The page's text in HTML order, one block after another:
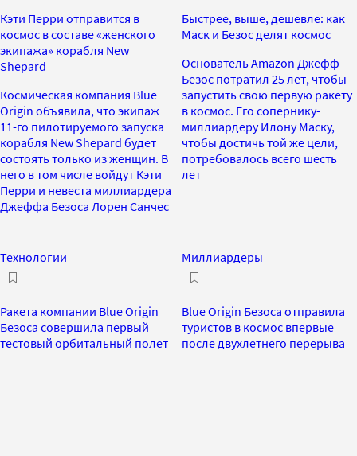
Кэти Перри отправится в
космос в составе «женского
экипажа» корабля New
Shepard
Космическая компания Blue
Origin объявила, что экипаж
11-го пилотируемого запуска
корабля New Shepard будет
состоять только из женщин. В
него в том числе войдут Кэти
Перри и невеста миллиардера
Джеффа Безоса Лорен Санчес
Быстрее, выше, дешевле: как
Маск и Безос делят космос
Основатель Amazon Джефф
Безос потратил 25 лет, чтобы
запустить свою первую ракету
в космос. Его сопернику-
миллиардеру Илону Маску,
чтобы достичь той же цели,
потребовалось всего шесть
лет
Технологии
Ракета компании Blue Origin
Безоса совершила первый
тестовый орбитальный полет
Миллиардеры
Blue Origin Безоса отправила
туристов в космос впервые
после двухлетнего перерыва